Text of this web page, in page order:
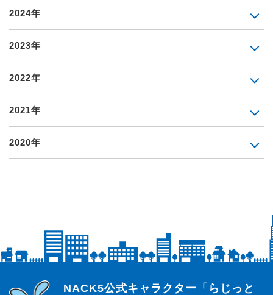
2024年
2023年
2022年
2021年
2020年
らじっと君
NACK5公式キャラクター「らじっと